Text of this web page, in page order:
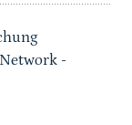
-